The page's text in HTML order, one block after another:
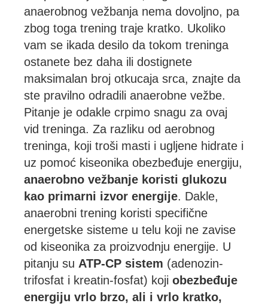
anaerobnog vežbanja nema dovoljno, pa
zbog toga trening traje kratko. Ukoliko
vam se ikada desilo da tokom treninga
ostanete bez daha ili dostignete
maksimalan broj otkucaja srca, znajte da
ste pravilno odradili anaerobne vežbe.
Pitanje je odakle crpimo snagu za ovaj
vid treninga. Za razliku od aerobnog
treninga, koji troši masti i ugljene hidrate i
uz pomoć kiseonika obezbeđuje energiju,
anaerobno vežbanje koristi glukozu
kao primarni izvor energije. Dakle,
anaerobni trening koristi specifične
energetske sisteme u telu koji ne zavise
od kiseonika za proizvodnju energije. U
pitanju su ATP-CP sistem (adenozin-
trifosfat i kreatin-fosfat) koji obezbeđuje
energiju vrlo brzo, ali i vrlo kratko,